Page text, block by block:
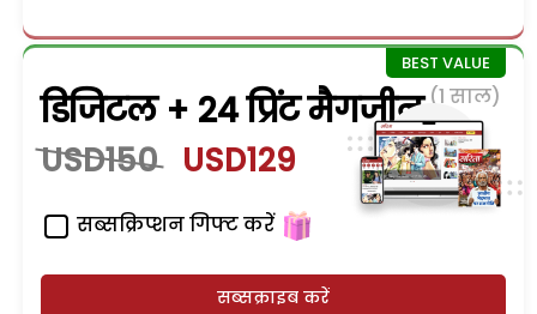
डिजिटल + 24 प्रिंट मैगजीन (1 साल)
USD150 USD129
सब्सक्रिप्शन गिफ्ट करें
सब्सक्राइब करें